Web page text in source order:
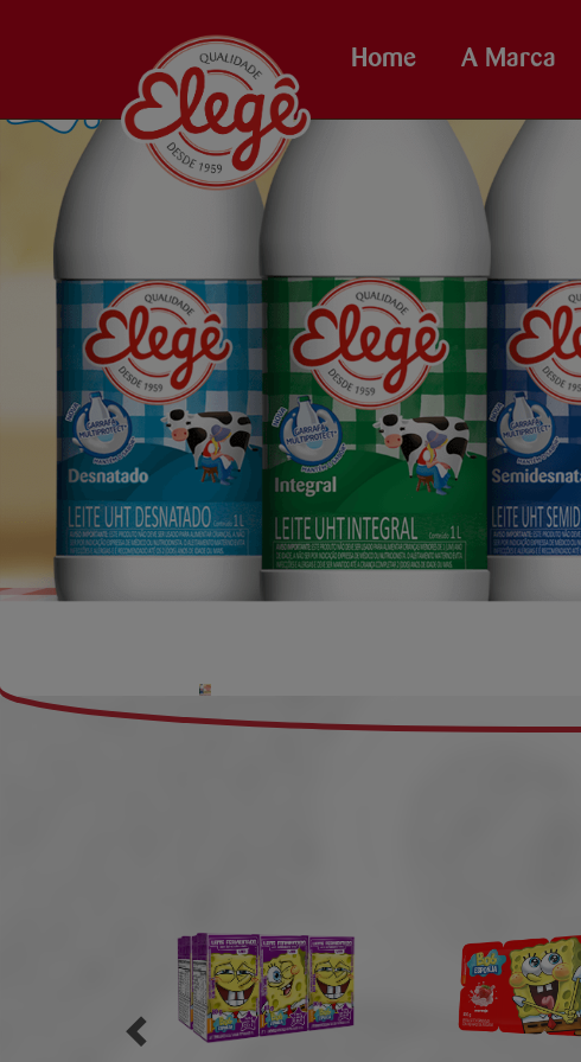
Home A Marca